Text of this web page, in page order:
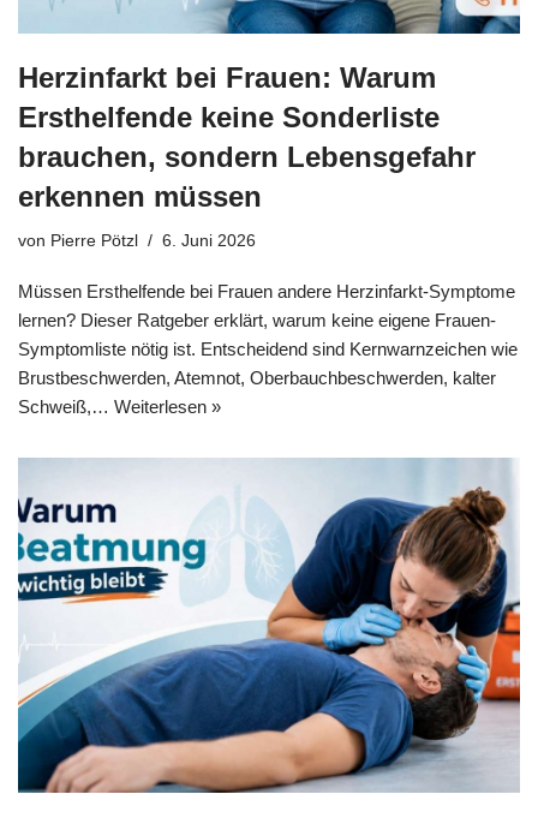
Herzinfarkt bei Frauen: Warum
Ersthelfende keine Sonderliste
brauchen, sondern Lebensgefahr
erkennen müssen
von Pierre Pötzl 6. Juni 2026
Müssen Ersthelfende bei Frauen andere Herzinfarkt-Symptome
lernen? Dieser Ratgeber erklärt, warum keine eigene Frauen-
Symptomliste nötig ist. Entscheidend sind Kernwarnzeichen wie
Brustbeschwerden, Atemnot, Oberbauchbeschwerden, kalter
Schweiß,… Weiterlesen »